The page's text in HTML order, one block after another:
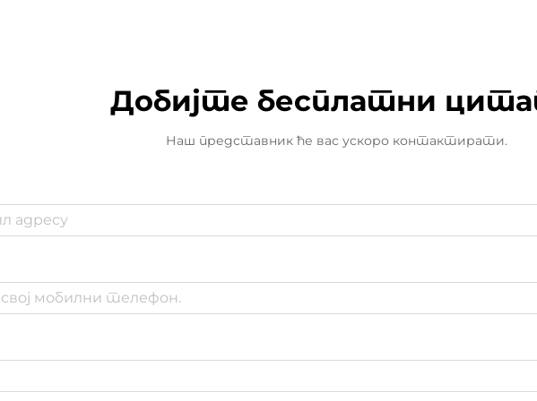
Добијте бесплатни
Наш представник ће вас ускоро контактирати.